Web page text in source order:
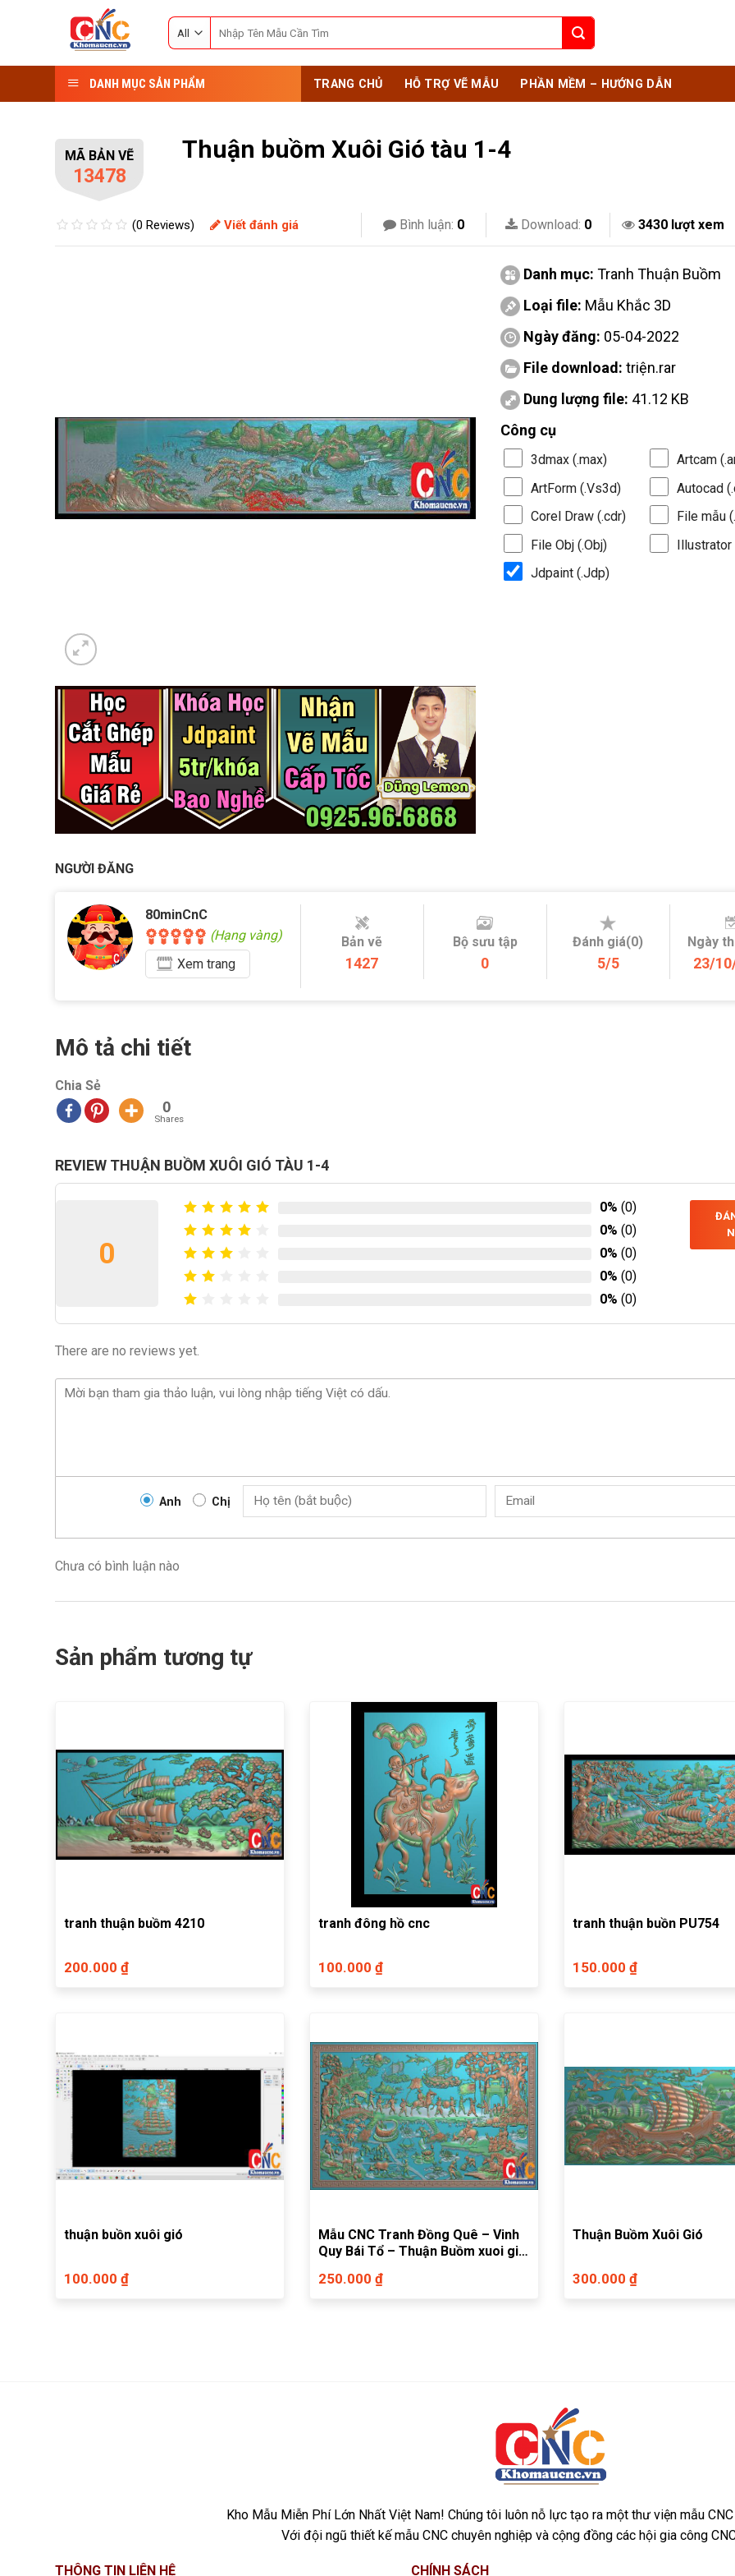
for:
DANH MỤC SẢN PHẨM TRANG CHỦ HỖ TRỢ VẼ MẪU PHẦN MỀM – HƯỚNG DẪN
MÃ BẢN VẼ
13478
Thuận buồm Xuôi Gió tàu 1-4
(0 Reviews) Viết đánh giá Bình luận: 0 Download: 0 3430 lượt xem
Danh mục: Tranh Thuận Buồm
Loại file: Mẫu Khắc 3D
Ngày đăng: 05-04-2022
File download: triện.rar
Dung lượng file: 41.12 KB
Công cụ
3dmax (.max)
Artcam
ArtForm (.Vs3d)
Autocad
Corel Draw (.cdr)
File mẫu
File Obj (.Obj)
Illustrator
Jdpaint (.Jdp)
NGƯỜI ĐĂNG
80minCnC
(Hạng vàng)
Xem trang
Bản vẽ
1427
Bộ sưu tập
0
Đánh giá(0)
5/5
Ngày
23/
Mô tả chi tiết
Chia Sẻ
0
Shares
REVIEW THUẬN BUỒM XUÔI GIÓ TÀU 1-4
0
0% (0)
0% (0)
0% (0)
0% (0)
0% (0)
There are no reviews yet.
Anh Chị
Chưa có bình luận nào
Sản phẩm tương tự
tranh thuận buồm 4210
200.000 ₫
tranh đông hồ cnc
100.000 ₫
tranh thuận buồn PU754
150.000 ₫
thuận buồn xuôi gió
100.000 ₫
Mẫu CNC Tranh Đồng Quê – Vinh
Quy Bái Tổ – Thuận Buồm xuoi gió
250.000 ₫
Thuận Buồm Xuôi Gió
300.000 ₫
Kho Mẫu Miễn Phí Lớn Nhất Việt Nam! Chúng tôi luôn nỗ lực tạo ra một thư viện mẫu
Với đội ngũ thiết kế mẫu CNC chuyên nghiệp và cộng đồng các hội gia công
THÔNG TIN LIÊN HỆ CHÍNH SÁCH